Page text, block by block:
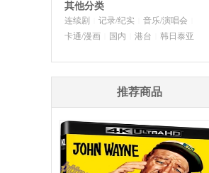
其他分类
连续剧 记录/纪实 音乐/演唱会
卡通/漫画 国内 港台 韩日泰亚
推荐商品